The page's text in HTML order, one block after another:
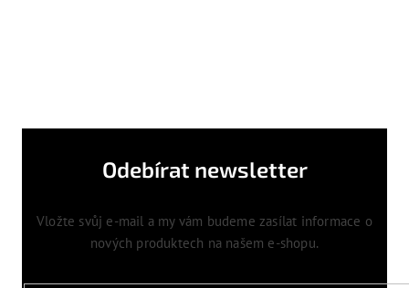
Odebírat newsletter
Vložte svůj e-mail a my vám budeme zasílat informace o
nových produktech na našem e-shopu.